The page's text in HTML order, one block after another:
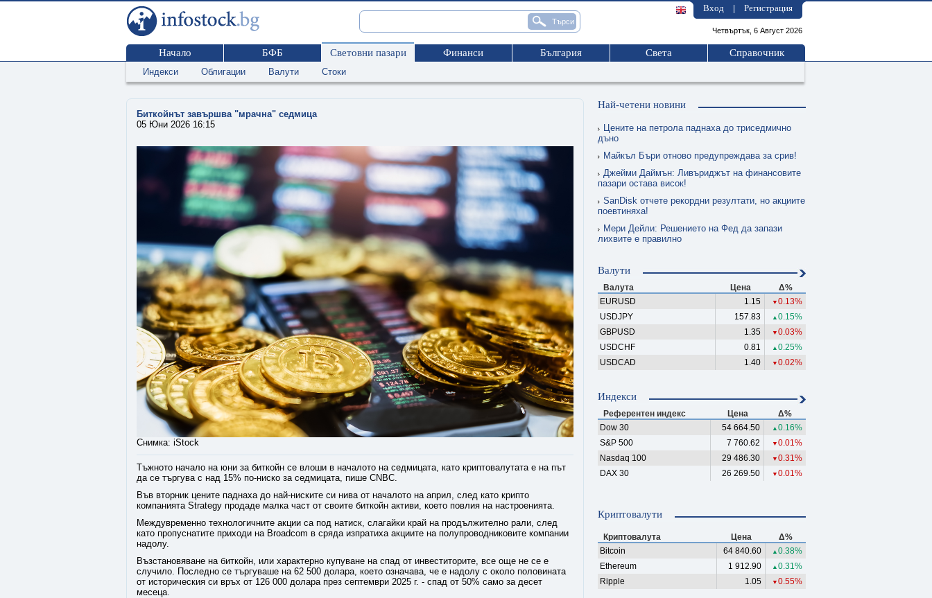
Вход Регистрация
Четвъртък, 6 Август 2026
Начало БФБ Световни пазари Финанси България Света Справочник
Индекси Облигации Валути Стоки
Биткойнът завършва "мрачна" седмица
05 Юни 2026 16:15
Снимка: iStock
Тъжното начало на юни за биткойн се влоши в началото на седмицата, като криптовалутата е на път
да се търгува с над 15% по-ниско за седмицата, пише CNBC.
Във вторник цените паднаха до най-ниските си нива от началото на април, след като крипто
компанията Strategy продаде малка част от своите биткойн активи, което повлия на настроенията.
Междувременно технологичните акции са под натиск, слагайки край на продължително рали, след
като пропуснатите приходи на Broadcom в сряда изпратиха акциите на полупроводниковите компании
надолу.
Възстановяване на биткойн, или характерно купуване на спад от инвеститорите, все още не се е
случило. Последно се търгуваше на 62 500 долара, което означава, че е надолу с около половината
от историческия си връх от 126 000 долара през септември 2025 г. - спад от 50% само за десет
месеца.
Най-четени новини
Цените на петрола паднаха до триседмично
дъно
Майкъл Бъри отново предупреждава за срив!
Джейми Даймън: Ливъриджът на финансовите
пазари остава висок!
SanDisk отчете рекордни резултати, но акциите
поевтиняха!
Мери Дейли: Решението на Фед да запази
лихвите е правилно
Валути
Валута Цена
Δ%
EURUSD
1.15 ▼ 0.13%
USDJPY
157.83 ▲ 0.15%
GBPUSD
1.35 ▼ 0.03%
USDCHF
0.81 ▲ 0.25%
USDCAD
1.40 ▼ 0.02%
Индекси
Референтен индекс Цена
Δ%
Dow 30
54 664.50 ▲ 0.16%
S&P 500
7 760.62 ▼ 0.01%
Nasdaq 100
29 486.30 ▼ 0.31%
DAX 30
26 269.50 ▼ 0.01%
Криптовалути
Криптовалута Цена
Δ%
Bitcoin
64 840.60 ▲ 0.38%
Ethereum
1 912.90 ▲ 0.31%
Ripple
1.05 ▼ 0.55%